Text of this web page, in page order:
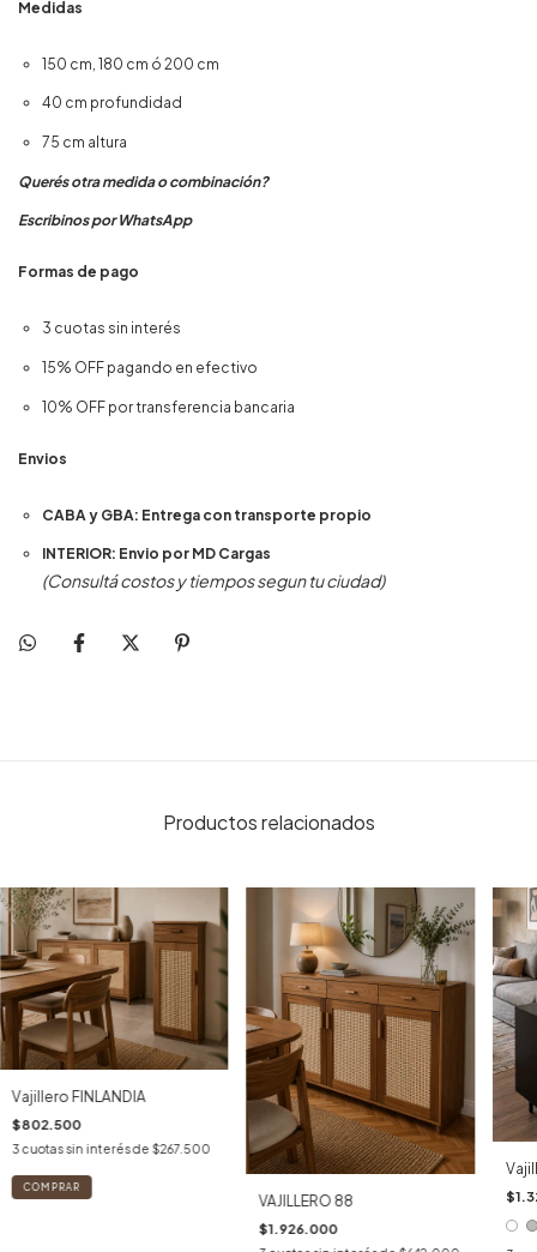
Medidas
150 cm, 180 cm ó 200 cm
40 cm profundidad
75 cm altura
Querés otra medida o combinación?
Escribinos por WhatsApp
Formas de pago
3 cuotas sin interés
15% OFF pagando en efectivo
10% OFF por transferencia bancaria
Envios
CABA y GBA: Entrega con transporte propio
INTERIOR: Envio por MD Cargas
(Consultá costos y tiempos segun tu ciudad)
Productos relacionados
Vajillero FINLANDIA
$802.500
3 cuotas sin interés de $267.500
COMPRAR
VAJILLERO 88
$1.926.000